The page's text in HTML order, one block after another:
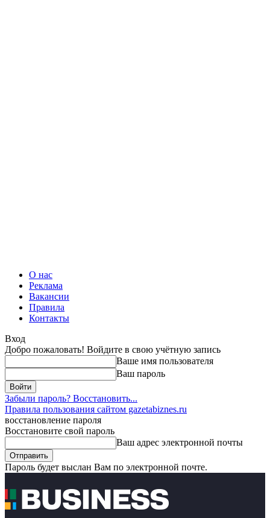
О нас
Реклама
Вакансии
Правила
Контакты
Вход
Добро пожаловать! Войдите в свою учётную запись
Ваше имя пользователя
Ваш пароль
Забыли пароль? Восстановить...
Правила пользования сайтом gazetabiznes.ru
восстановление пароля
Восстановите свой пароль
Ваш адрес электронной почты
Пароль будет выслан Вам по электронной почте.